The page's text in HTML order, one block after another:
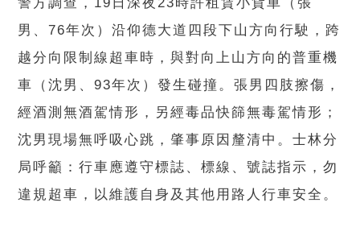
男、76年次）沿仰德大道四段下山方向行駛，跨
越分向限制線超車時，與對向上山方向的普重機
車（沈男、93年次）發生碰撞。張男四肢擦傷，
經酒測無酒駕情形，另經毒品快篩無毒駕情形；
沈男現場無呼吸心跳，肇事原因釐清中。士林分
局呼籲：行車應遵守標誌、標線、號誌指示，勿
違規超車，以維護自身及其他用路人行車安全。